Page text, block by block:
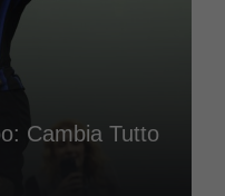
Cambia Tutto